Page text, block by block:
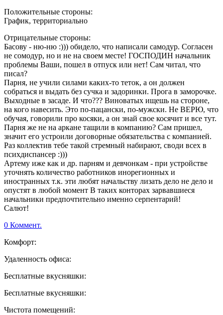
Положительные стороны:
График, территориально
Отрицательные стороны:
Басову - ню-ню :))) обидело, что написали самодур. Согласен
не сомодур, но и не на своем месте! ГОСПОДИН начальник
проблемы Ваши, пошел в отпуск или нет! Сам читал, что
писал?
Парня, не учили силами каких-то теток, а он должен
собраться и выдать без сучка и задоринки. Прога в заморочке.
Выходные в засаде. И что??? Виноватых ищешь на стороне,
на кого навесить. Это по-пацански, по-мужски. Не ВЕРЮ, что
обучая, говорили про косяки, а он знай свое косячит и все тут.
Парня же не на аркане тащили в компанию? Сам пришел,
значит его устроили договорные обязательства с компанией.
Раз коллектив тебе такой стремный набирают, своди всех в
психдиспансер :)))
Артему иже как и др. парням и девчонкам - при устройстве
уточнять количество работников инорегионных и
иностранных т.к. эти любят начальству лизать дело не дело и
опустят в любой момент В таких конторах зарвавшиеся
начальники предпочтительно именно серпентарий!
Салют!
0 Коммент.
Комфорт:
Удаленность офиса:
Бесплатные вкусняшки:
Бесплатные вкусняшки:
Чистота помещений: